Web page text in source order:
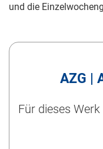
und die
AZG |
Für dieses